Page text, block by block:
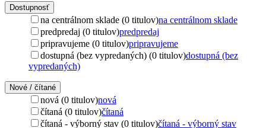
Dostupnosť
na centrálnom sklade (0 titulov)na centrálnom sklade
predpredaj (0 titulov)predpredaj
pripravujeme (0 titulov)pripravujeme
dostupná (bez vypredaných) (0 titulov)dostupná (bez
vypredaných)
Nové / čítané
nová (0 titulov)nová
čítaná (0 titulov)čítaná
čítaná - výborný stav (0 titulov)čítaná - výborný stav